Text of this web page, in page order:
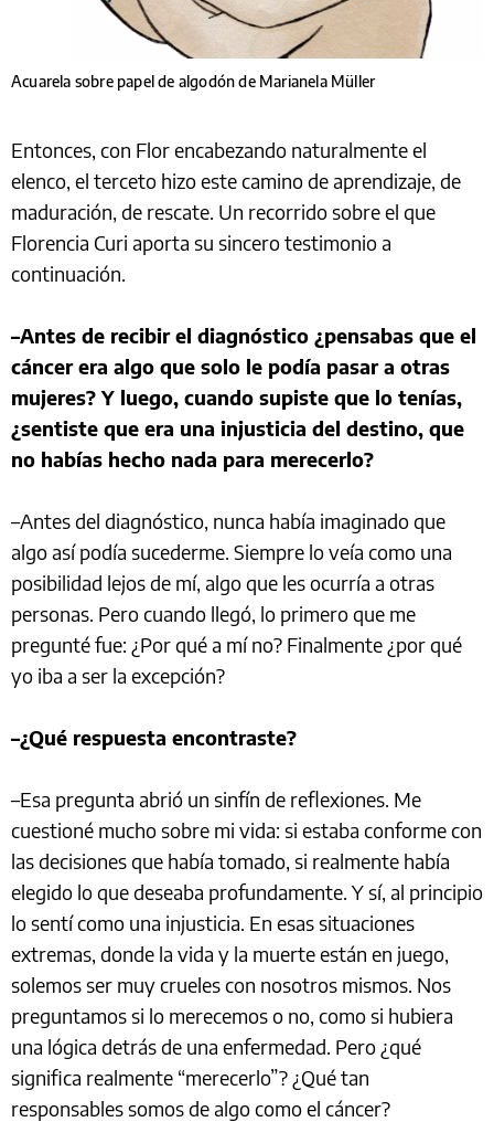
Acuarela sobre papel de algodón de Marianela Müller
Entonces, con Flor encabezando naturalmente el
elenco, el terceto hizo este camino de aprendizaje, de
maduración, de rescate. Un recorrido sobre el que
Florencia Curi aporta su sincero testimonio a
continuación.
–Antes de recibir el diagnóstico ¿pensabas que el
cáncer era algo que solo le podía pasar a otras
mujeres? Y luego, cuando supiste que lo tenías,
¿sentiste que era una injusticia del destino, que
no habías hecho nada para merecerlo?
–Antes del diagnóstico, nunca había imaginado que
algo así podía sucederme. Siempre lo veía como una
posibilidad lejos de mí, algo que les ocurría a otras
personas. Pero cuando llegó, lo primero que me
pregunté fue: ¿Por qué a mí no? Finalmente ¿por qué
yo iba a ser la excepción?
–¿Qué respuesta encontraste?
–Esa pregunta abrió un sinfín de reflexiones. Me
cuestioné mucho sobre mi vida: si estaba conforme con
las decisiones que había tomado, si realmente había
elegido lo que deseaba profundamente. Y sí, al principio
lo sentí como una injusticia. En esas situaciones
extremas, donde la vida y la muerte están en juego,
solemos ser muy crueles con nosotros mismos. Nos
preguntamos si lo merecemos o no, como si hubiera
una lógica detrás de una enfermedad. Pero ¿qué
significa realmente “merecerlo”? ¿Qué tan
responsables somos de algo como el cáncer?